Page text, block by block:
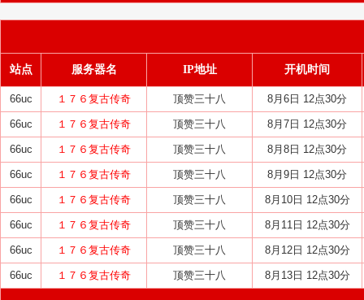
站点 服务器名 IP地址 开机时间
66uc １７６复古传奇 顶赞三十八 8月6日 12点30分
66uc １７６复古传奇 顶赞三十八 8月7日 12点30分
66uc １７６复古传奇 顶赞三十八 8月8日 12点30分
66uc １７６复古传奇 顶赞三十八 8月9日 12点30分
66uc １７６复古传奇 顶赞三十八 8月10日 12点30分
66uc １７６复古传奇 顶赞三十八 8月11日 12点30分
66uc １７６复古传奇 顶赞三十八 8月12日 12点30分
66uc １７６复古传奇 顶赞三十八 8月13日 12点30分